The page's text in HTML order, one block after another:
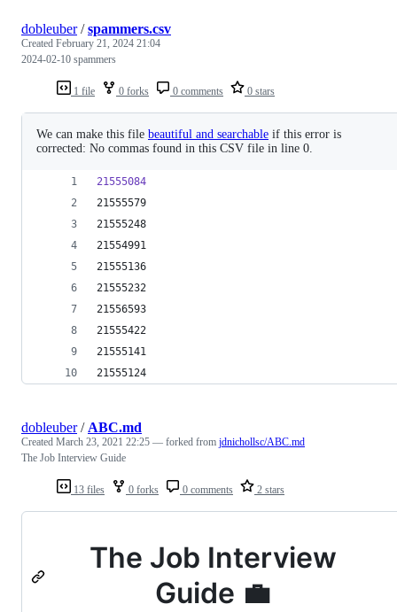
1 file 0 forks 0 comments 0 stars
dobleuber/spammers.csv
Created February 21, 2024 21:04
2024-02-10 spammers
We can make this file beautiful and searchable if this error is
corrected: No commas found in this CSV file in line 0.
21555084
21555579
21555248
21554991
21555136
21555232
21556593
21555422
21555141
21555124
13 files 0 forks 0 comments 2 stars
dobleuber/ ABC.md
Created March 23, 2021 22:25 — forked from jdnichollsc/ABC.md
The Job Interview Guide
The Job Interview
Guide 💼